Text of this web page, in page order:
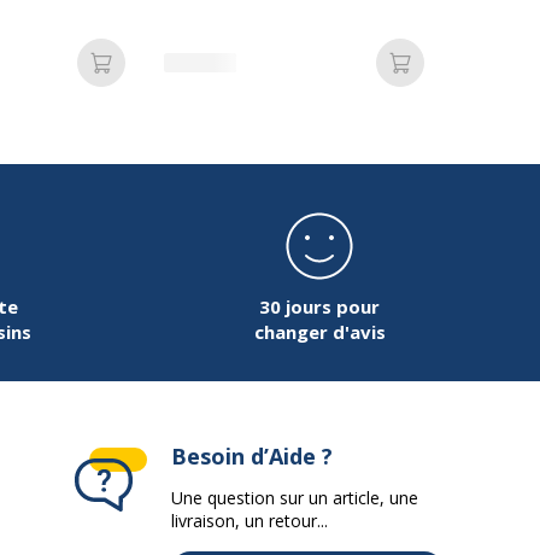
Ajouter au panier Ajouter au
30 jours pour
changer d'avis
Besoin d’Aide ?
Une question sur un article, une
livraison, un retour...